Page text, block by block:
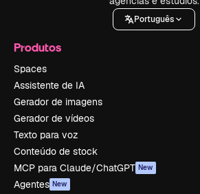
Português
Produtos
Spaces
Assistente de IA
Gerador de imagens
Gerador de vídeos
Texto para voz
Conteúdo de stock
MCP para Claude/ChatGPT New
Agentes New